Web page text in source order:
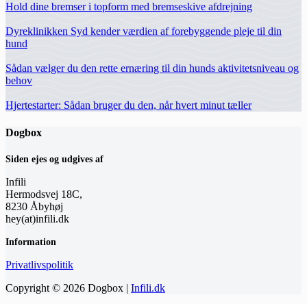
Hold dine bremser i topform med bremseskive afdrejning
Dyreklinikken Syd kender værdien af forebyggende pleje til din
hund
Sådan vælger du den rette ernæring til din hunds aktivitetsniveau og
behov
Hjertestarter: Sådan bruger du den, når hvert minut tæller
Dogbox
Siden ejes og udgives af
Infili
Hermodsvej 18C,
8230 Åbyhøj
hey(at)infili.dk
Information
Privatlivspolitik
Copyright © 2026 Dogbox | Infili.dk